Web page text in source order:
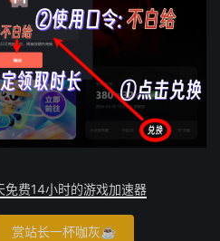
免费14小时的游戏加速器
赏站长一杯咖灰☕